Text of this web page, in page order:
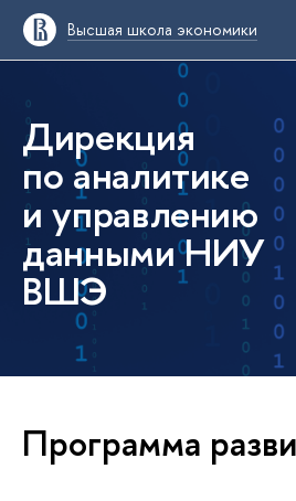
Высшая школа экономики
Дирекция
по аналитике
и управлению
данными НИУ
ВШЭ
Программа